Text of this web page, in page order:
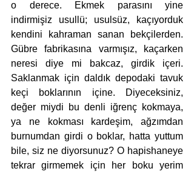
o derece. Ekmek parasını yine
indirmişiz usullü; usulsüz, kaçıyorduk
kendini kahraman sanan bekçilerden.
Gübre fabrikasına varmışız, kaçarken
neresi diye mi bakcaz, girdik içeri.
Saklanmak için daldık depodaki tavuk
keçi boklarının içine. Diyeceksiniz,
değer miydi bu denli iğrenç kokmaya,
ya ne kokması kardeşim, ağzımdan
burnumdan girdi o boklar, hatta yuttum
bile, siz ne diyorsunuz? O hapishaneye
tekrar girmemek için her boku yerim